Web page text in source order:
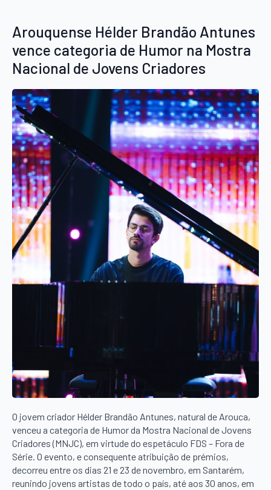
Arouquense Hélder Brandão Antunes
vence categoria de Humor na Mostra
Nacional de Jovens Criadores
O jovem criador Hélder Brandão Antunes, natural de Arouca,
venceu a categoria de Humor da Mostra Nacional de Jovens
Criadores (MNJC), em virtude do espetáculo FDS – Fora de
Série. O evento, e consequente atribuição de prémios,
decorreu entre os dias 21 e 23 de novembro, em Santarém,
reunindo jovens artistas de todo o país, até aos 30 anos, em